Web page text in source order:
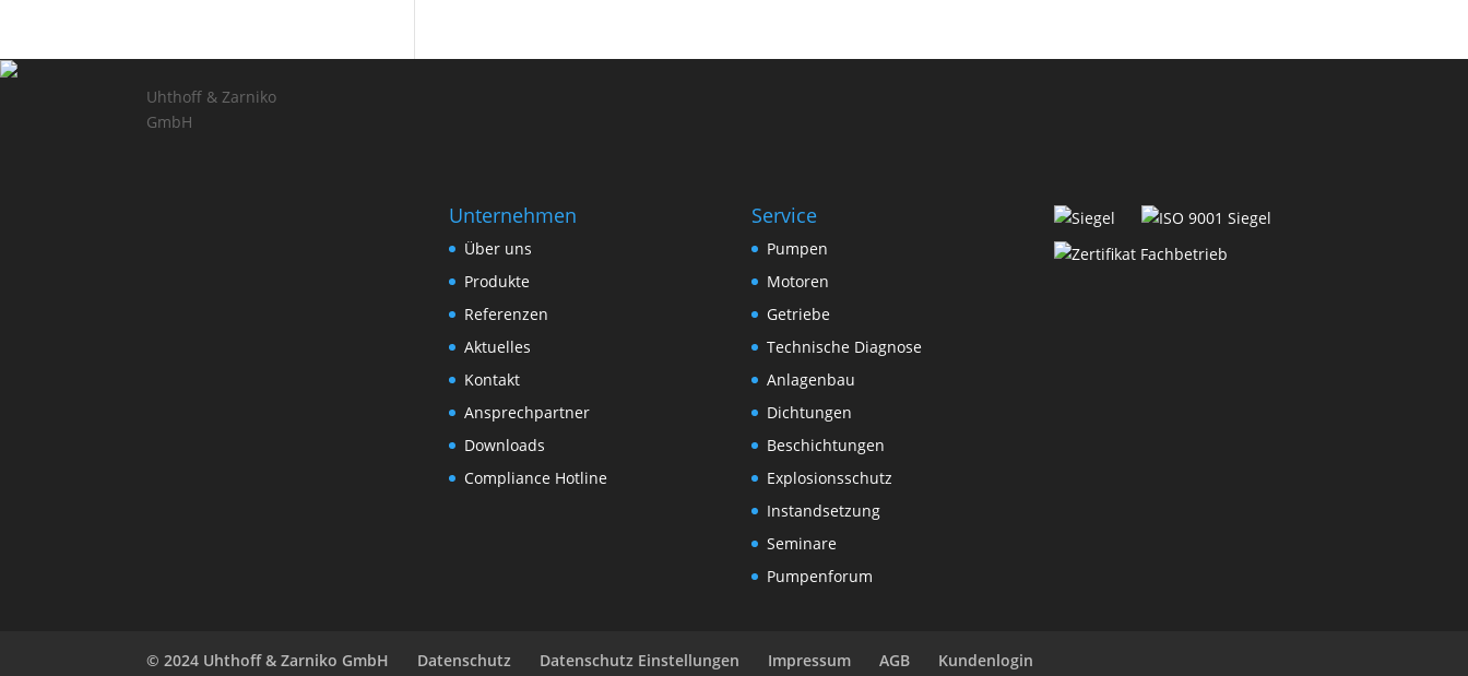
Uhthoff & Zarniko
GmbH
Unternehmen
Über uns
Produkte
Referenzen
Aktuelles
Kontakt
Ansprechpartner
Downloads
Compliance Hotline
Service
Pumpen
Motoren
Getriebe
Technische Diagnose
Anlagenbau
Dichtungen
Beschichtungen
Explosionsschutz
Instandsetzung
Seminare
Pumpenforum
© 2024 Uhthoff & Zarniko GmbH Datenschutz Datenschutz Einstellungen Impressum AGB Kundenlogin